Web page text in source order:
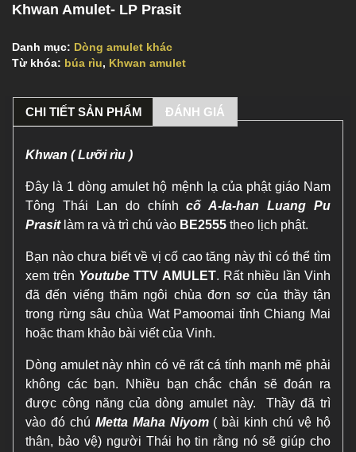
Khwan Amulet- LP Prasit
Danh mục: Dòng amulet khác
Từ khóa: búa rìu, Khwan amulet
CHI TIẾT SẢN PHẨM ĐÁNH GIÁ
Khwan ( Lưỡi rìu )
Đây là 1 dòng amulet hộ mệnh lạ của phật giáo Nam
Tông Thái Lan do chínhcố A-la-han Luang Pu
Prasitlàm ra và trì chú vào BE2555 theo lịch phật.
Bạn nào chưa biết về vị cố cao tăng này thì có thể tìm
xem trên Youtube TTV AMULET. Rất nhiều lần Vinh
đã đến viếng thăm ngôi chùa đơn sơ của thầy tận
trong rừng sâu chùa Wat Pamoomai tỉnh Chiang Mai
hoặc tham khảo bài viết của Vinh.
Dòng amulet này nhìn có vẽ rất cá tính mạnh mẽ phải
không các bạn. Nhiều bạn chắc chắn sẽ đoán ra
được công năng của dòng amulet này. Thầy đã trì
vào đó chú Metta Maha Niyom( bài kinh chú vệ hộ
thân, bảo vệ) người Thái họ tin rằng nó sẽ giúp cho